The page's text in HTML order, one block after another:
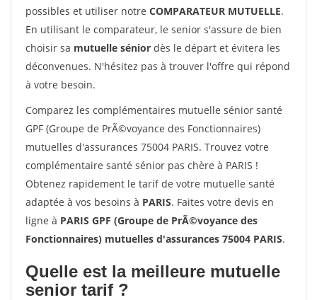
possibles et utiliser notre COMPARATEUR MUTUELLE.
En utilisant le comparateur, le senior s'assure de bien
choisir sa mutuelle sénior dès le départ et évitera les
déconvenues. N'hésitez pas à trouver l'offre qui répond
à votre besoin.
Comparez les complémentaires mutuelle sénior santé
GPF (Groupe de PrÃ©voyance des Fonctionnaires)
mutuelles d'assurances 75004 PARIS. Trouvez votre
complémentaire santé sénior pas chère à PARIS !
Obtenez rapidement le tarif de votre mutuelle santé
adaptée à vos besoins à PARIS. Faites votre devis en
ligne à PARIS GPF (Groupe de PrÃ©voyance des
Fonctionnaires) mutuelles d'assurances 75004 PARIS.
Quelle est la meilleure mutuelle
senior tarif ?